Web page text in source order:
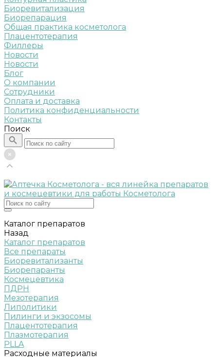
Биоревитализация
Биорепарация
Общая практика косметолога
Плацентотерапия
Филлеры
Новости
Новости
Блог
О компании
Сотрудники
Оплата и доставка
Политика конфиденциальности
Контакты
Поиск
Каталог препаратов
Назад
Каталог препаратов
Все препараты
Биоревитализанты
Биорепаранты
Космецевтика
ПДРН
Мезотерапия
Липолитики
Пилинги и экзосомы
Плацентотерапия
Плазмотерапия
PLLA
Расходные материалы